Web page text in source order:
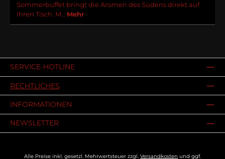
Sommerbuffet bringt die Aromen des Südens direkt auf
Ihren Tisch. M… Mehr
SERVICE-HOTLINE
RECHTLICHES
INFORMATIONEN
NEWSLETTER
Alle Preise inkl. gesetzl. Mehrwertsteuer zzgl. Versandkosten und ggf.